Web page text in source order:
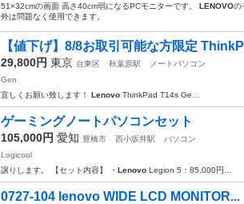
51×32cmの画面 高さ40cm弱になるPCモニターです。 LENOVOの
外は問題なく使用できます。
【値下げ】8/8お取引可能な方限定
29,800円 東京 台東区 秋葉原駅
ノートパソコン
Gen
宜しくお願い致します！ Lenovo ThinkPad T14s Ge…
ゲーミングノートパソコンセット
105,000円 愛知 豊橋市 西小坂井駅
パソコン
Logicool
譲りします。 【セット内容】 ・ Lenovo Legion 5：85,000円…
0727-104 lenovo WIDE LCD MONITOR...